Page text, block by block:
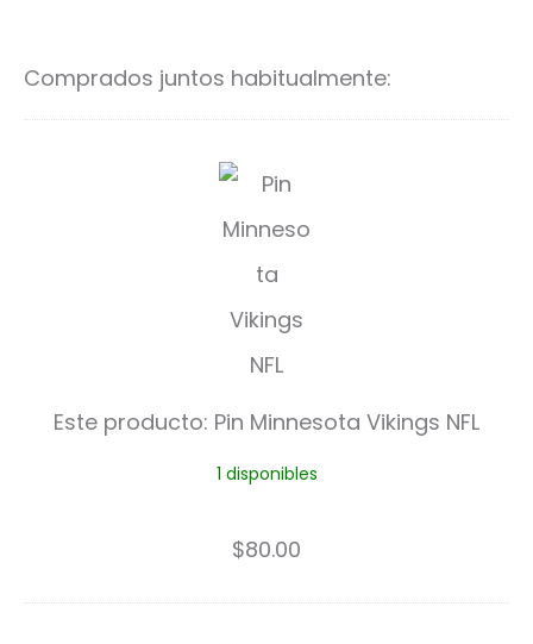
Comprados juntos habitualmente:
P
i
n
M
i
e
s
Este producto: Pin Minnesota Vikings NFL
1 disponibles
$80.00